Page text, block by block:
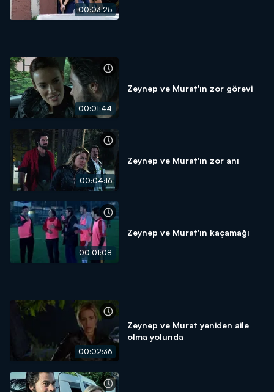
00:03:25
00:01:44
Zeynep ve Murat'ın zor görevi
00:04:16
Zeynep ve Murat'ın zor anı
00:01:08
Zeynep ve Murat'ın kaçamağı
00:02:36
Zeynep ve Murat yeniden aile
olma yolunda